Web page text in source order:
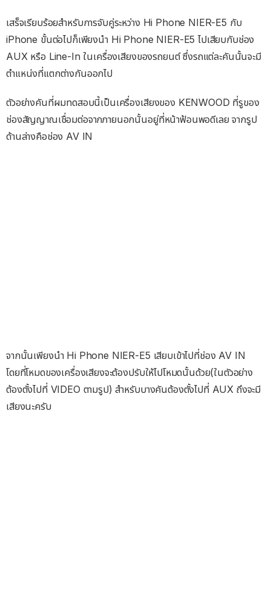
เสร็จเรียบร้อยสำหรับการจับคู่ระหว่าง Hi Phone NIER-E5 กับ
iPhone ขั้นต่อไปก็เพียงนำ Hi Phone NIER-E5 ไปเสียบกับช่อง
AUX หรือ Line-In ในเครื่องเสียงของรถยนต์ ซึ่งรถแต่ละคันนั้นจะมี
ตำแหน่งที่แตกต่างกันออกไป
ตัวอย่างคันที่ผมทดสอบนี้เป็นเครื่องเสียงของ KENWOOD ที่รูของ
ช่องสัญญาณเชื่อมต่อจากภายนอกนั้นอยู่ที่หน้าฟ้อนพอดีเลย จากรูป
ด้านล่างคือช่อง AV IN
จากนั้นเพียงนำ Hi Phone NIER-E5 เสียบเข้าไปที่ช่อง AV IN
โดยที่โหมดของเครื่องเสียงจะต้องปรับให้ไปโหมดนั้นด้วย(ในตัวอย่าง
ต้องตั้งไปที่ VIDEO ตามรูป) สำหรับบางคันต้องตั้งไปที่ AUX ถึงจะมี
เสียงนะครับ